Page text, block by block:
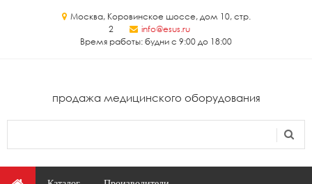
Москва, Коровинское шоссе, дом 10, стр.
2
info@esus.ru
Время работы: будни с 9:00 до 18:00
продажа медицинского оборудования
Главное меню